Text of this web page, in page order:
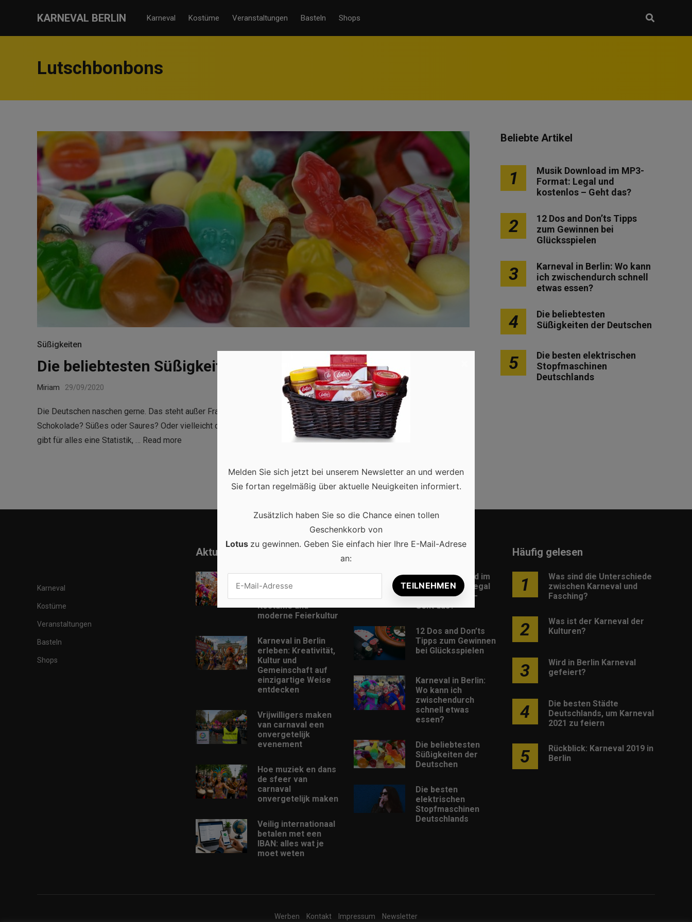
KARNEVAL BERLIN Karneval Kostüme Veranstaltungen Basteln Shops
Lutschbonbons
Süßigkeiten
Die beliebtesten Süßigkeiten der Deutschen 0
Miriam 29/09/2020
Die Deutschen naschen gerne. Das steht außer Frage. Aber was naschen wir eigentlich am liebsten? Eis oder
Schokolade? Süßes oder Saures? Oder vielleicht doch Chips und Erdnüsse? Die Top 5 der beliebtesten Süßigkeiten Es
gibt für alles eine Statistik, … Read more
Beliebte Artikel
1
Musik Download im MP3-
Format: Legal und
kostenlos – Geht das?
2
12 Dos and Don’ts Tipps
zum Gewinnen bei
Glücksspielen
3
Karneval in Berlin: Wo kann
ich zwischendurch schnell
etwas essen?
4
Die beliebtesten
Süßigkeiten der Deutschen
5
Die besten elektrischen
Stopfmaschinen
Deutschlands
Karneval
Kostüme
Veranstaltungen
Basteln
Shops
Aktuell
Karneval in
Deutschland:
Kostüme und
moderne Feierkultur
Karneval in Berlin
erleben: Kreativität,
Kultur und
Gemeinschaft auf
einzigartige Weise
entdecken
Vrijwilligers maken
van carnaval een
onvergetelijk
evenement
Hoe muziek en dans
de sfeer van
carnaval
onvergetelijk maken
Veilig internationaal
betalen met een
IBAN: alles wat je
moet weten
Musik Download im
MP3-Format: Legal
und kostenlos –
Geht das?
12 Dos and Don’ts
Tipps zum Gewinnen
bei Glücksspielen
Karneval in Berlin:
Wo kann ich
zwischendurch
schnell etwas
essen?
Die beliebtesten
Süßigkeiten der
Deutschen
Die besten
elektrischen
Stopfmaschinen
Deutschlands
Häufig gelesen
1
Was sind die Unterschiede
zwischen Karneval und
Fasching?
2
Was ist der Karneval der
Kulturen?
3
Wird in Berlin Karneval
gefeiert?
4
Die besten Städte
Deutschlands, um Karneval
2021 zu feiern
5
Rückblick: Karneval 2019 in
Berlin
Werben Kontakt Impressum Newsletter
Melden Sie sich jetzt bei unserem Newsletter an und werden
Sie fortan regelmäßig über aktuelle Neuigkeiten informiert.
Zusätzlich haben Sie so die Chance einen tollen
Geschenkkorb von
Lotus zu gewinnen. Geben Sie einfach hier Ihre E-Mail-Adrese
an: